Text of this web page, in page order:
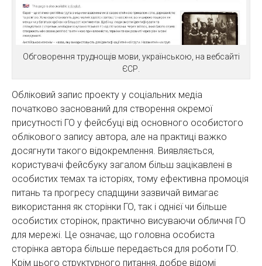
Обговорення труднощів мови, українською, на вебсайті
ЄСР.
Обліковий запис проекту у соціальних медіа
початково заснований для створення окремої
присутності ГО у фейсбуці від основного особистого
облікового запису автора, але на практиці важко
досягнути такого відокремлення. Виявляється,
користувачі фейсбуку загалом більш зацікавлені в
особистих темах та історіях, тому ефективна промоція
питань та прогресу спадщини зазвичай вимагає
використання як сторінки ГО, так і однієї чи більше
особистих сторінок, практично висуваючи обличчя ГО
для мережі. Це означає, що головна особиста
сторінка автора більше передається для роботи ГО.
Крім цього структурного питання, добре відомі